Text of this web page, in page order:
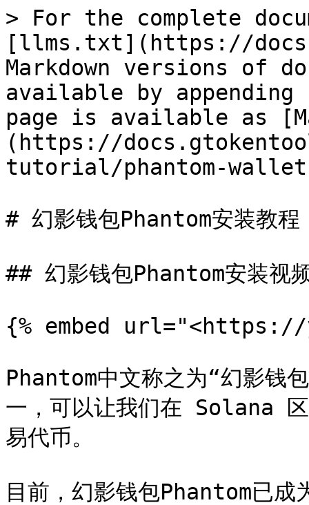
> For the complete
[llms.txt](https://
Markdown versions of
available by
page is available as
(https://
tutorial/phantom-
# 幻影钱包Phantom安装教程
## 幻影钱包Phantom安装视
{% embed url="<https://
Phantom中文称之为“幻影钱
一，可以让我们在 Solana 区
易代币。
目前，幻影钱包Phantom已